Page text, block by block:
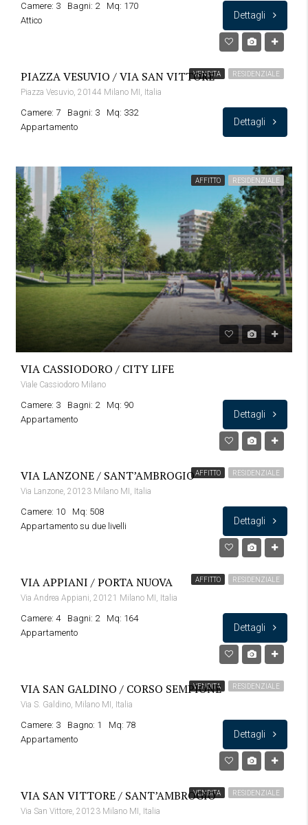
Camere: 3 Bagni: 2
Mq: 170
Attico
Dettagli
VENDITA RESIDENZIALE
PIAZZA VESUVIO / VIA SAN VITTORE
Piazza Vesuvio, 20144 Milano MI, Italia
Camere: 7 Bagni: 3
Mq: 332
Appartamento
Dettagli
AFFITTO RESIDENZIALE
VIA CASSIODORO / CITY LIFE
Viale Cassiodoro Milano
Camere: 3 Bagni: 2
Mq: 90
Appartamento
Dettagli
AFFITTO RESIDENZIALE
VIA LANZONE / SANT’AMBROGIO
Via Lanzone, 20123 Milano MI, Italia
Camere: 10
Mq: 508
Appartamento su due livelli
Dettagli
AFFITTO RESIDENZIALE
VIA APPIANI / PORTA NUOVA
Via Andrea Appiani, 20121 Milano MI, Italia
Camere: 4 Bagni: 2
Mq: 164
Appartamento
Dettagli
VENDITA RESIDENZIALE
VIA SAN GALDINO / CORSO SEMPIONE
Via S. Galdino, Milano MI, Italia
Camere: 3 Bagno: 1
Mq: 78
Appartamento
Dettagli
VENDITA RESIDENZIALE
VIA SAN VITTORE / SANT’AMBROGIO
Via San Vittore, 20123 Milano MI, Italia